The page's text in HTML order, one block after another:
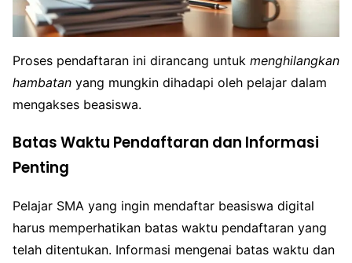
Proses pendaftaran ini dirancang untuk menghilangkan
hambatan yang mungkin dihadapi oleh pelajar dalam
mengakses beasiswa.
Batas Waktu Pendaftaran dan Informasi
Penting
Pelajar SMA yang ingin mendaftar beasiswa digital
harus memperhatikan batas waktu pendaftaran yang
telah ditentukan. Informasi mengenai batas waktu dan